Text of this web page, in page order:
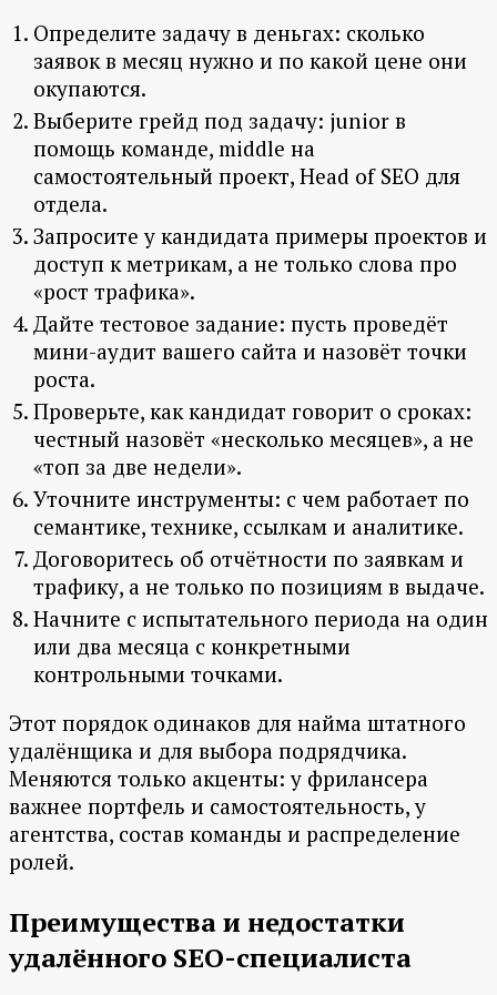
Определите задачу в деньгах: сколько
заявок в месяц нужно и по какой цене они
окупаются.
Выберите грейд под задачу: junior в
помощь команде, middle на
самостоятельный проект, Head of SEO для
отдела.
Запросите у кандидата примеры проектов и
доступ к метрикам, а не только слова про
«рост трафика».
Дайте тестовое задание: пусть проведёт
мини-аудит вашего сайта и назовёт точки
роста.
Проверьте, как кандидат говорит о сроках:
честный назовёт «несколько месяцев», а не
«топ за две недели».
Уточните инструменты: с чем работает по
семантике, технике, ссылкам и аналитике.
Договоритесь об отчётности по заявкам и
трафику, а не только по позициям в выдаче.
Начните с испытательного периода на один
или два месяца с конкретными
контрольными точками.
Этот порядок одинаков для найма штатного
удалёнщика и для выбора подрядчика.
Меняются только акценты: у фрилансера
важнее портфель и самостоятельность, у
агентства, состав команды и распределение
ролей.
Преимущества и недостатки
удалённого SEO-специалиста